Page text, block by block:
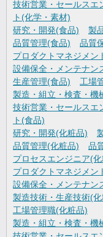
技術営業・セールスエ
ト(化学・素材)
研究・開発(食品)
製
品質管理(食品)
品質
プロダクトマネジメン
設備保全・メンテナン
生産管理(食品)
工場
製造・組立・検査・機
技術営業・セールスエ
ト(食品)
研究・開発(化粧品)
品質管理(化粧品)
品
プロセスエンジニア(
プロダクトマネジメン
設備保全・メンテナン
製造技術・生産技術(
工場管理職(化粧品)
製造・組立・検査・機